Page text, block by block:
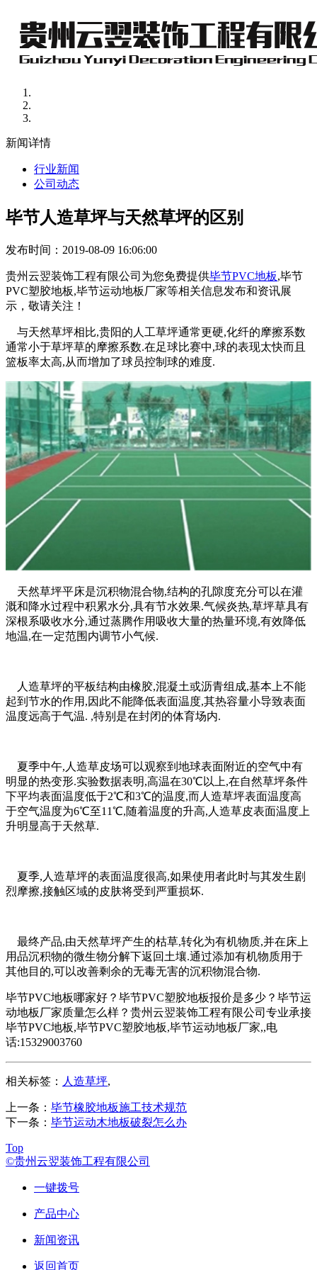
新闻详情
行业新闻
公司动态
毕节人造草坪与天然草坪的区别
发布时间：2019-08-09 16:06:00
贵州云翌装饰工程有限公司为您免费提供毕节PVC地板,毕节
PVC塑胶地板,毕节运动地板厂家等相关信息发布和资讯展
示，敬请关注！
与天然草坪相比,贵阳的人工草坪通常更硬,化纤的摩擦系数
通常小于草坪草的摩擦系数.在足球比赛中,球的表现太快而且
篮板率太高,从而增加了球员控制球的难度.
天然草坪平床是沉积物混合物,结构的孔隙度充分可以在灌
溉和降水过程中积累水分,具有节水效果.气候炎热,草坪草具有
深根系吸收水分,通过蒸腾作用吸收大量的热量环境,有效降低
地温,在一定范围内调节小气候.
人造草坪的平板结构由橡胶,混凝土或沥青组成,基本上不能
起到节水的作用,因此不能降低表面温度,其热容量小导致表面
温度远高于气温. ,特别是在封闭的体育场内.
夏季中午,人造草皮场可以观察到地球表面附近的空气中有
明显的热变形.实验数据表明,高温在30℃以上,在自然草坪条件
下平均表面温度低于2℃和3℃的温度,而人造草坪表面温度高
于空气温度为6℃至11℃,随着温度的升高,人造草皮表面温度上
升明显高于天然草.
夏季,人造草坪的表面温度很高,如果使用者此时与其发生剧
烈摩擦,接触区域的皮肤将受到严重损坏.
最终产品,由天然草坪产生的枯草,转化为有机物质,并在床上
用品沉积物的微生物分解下返回土壤.通过添加有机物质用于
其他目的,可以改善剩余的无毒无害的沉积物混合物.
毕节PVC地板哪家好？毕节PVC塑胶地板报价是多少？毕节运
动地板厂家质量怎么样？贵州云翌装饰工程有限公司专业承接
毕节PVC地板,毕节PVC塑胶地板,毕节运动地板厂家,,电
话:15329003760
相关标签： 人造草坪,
上一条： 毕节橡胶地板施工技术规范
下一条： 毕节运动木地板破裂怎么办
Top
©贵州云翌装饰工程有限公司
一键拨号
产品中心
新闻资讯
返回首页